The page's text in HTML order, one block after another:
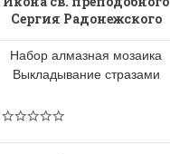
Сергия Радонежского
Набор алмазная мозаика
Выкладывание стразами